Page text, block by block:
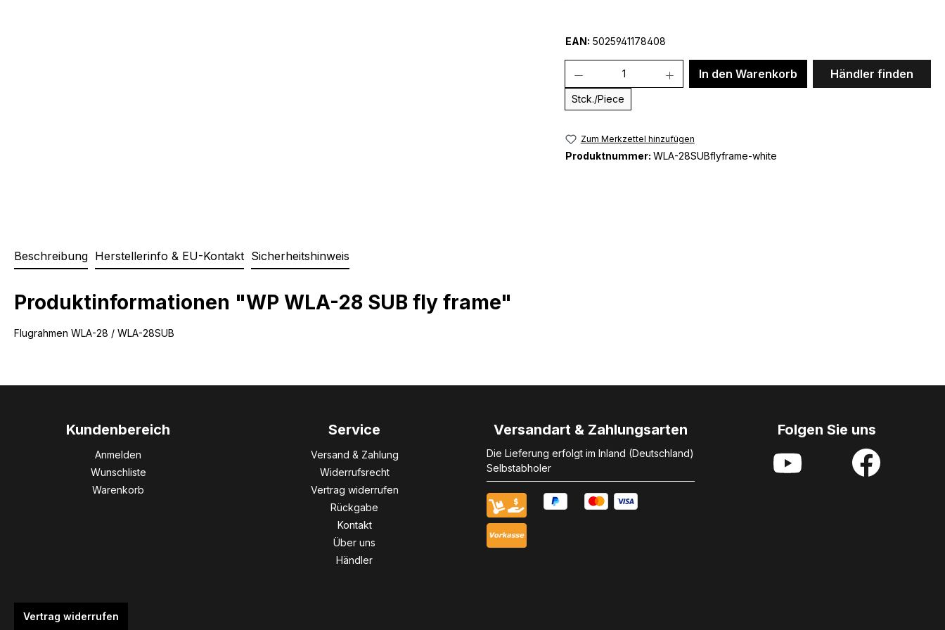
EAN: 5025941178408
Stck./Piece
In den Warenkorb Händler finden
Zum Merkzettel hinzufügen
Produktnummer: WLA-28SUBflyframe-white
Beschreibung Herstellerinfo & EU-Kontakt Sicherheitshinweis
Produktinformationen "WP WLA-28 SUB fly frame"
Flugrahmen WLA-28 / WLA-28SUB
Kundenbereich
Anmelden
Wunschliste
Warenkorb
Service
Versand & Zahlung
Widerrufsrecht
Vertrag widerrufen
Rückgabe
Kontakt
Über uns
Händler
Versandart & Zahlungsarten
Die Lieferung erfolgt im Inland (Deutschland)
Selbstabholer
Folgen Sie uns
Vertrag widerrufen